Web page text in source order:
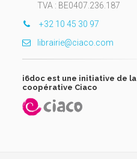
TVA : BE0407.236.187
+32 10 45 30 97
librairie@ciaco.com
i6doc est une initiative de la
coopérative Ciaco